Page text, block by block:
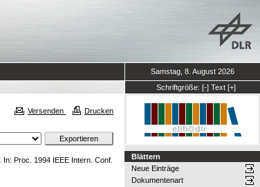
Samstag, 8. August 2026
Schriftgröße: [-] Text [+]
Versenden Drucken
In: Proc. 1994 IEEE Intern. Conf.
Blättern
Neue Einträge
Dokumentenart